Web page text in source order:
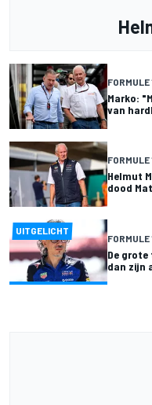
FORMULE
Marko:
van
FORMULE
Helmut
dood
UITGELICHT
FORMULE
De grote
dan zijn